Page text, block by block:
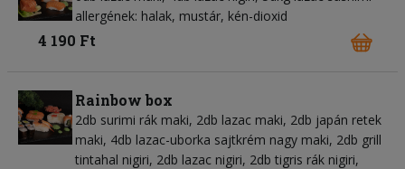
allergének: halak, mustár, kén-dioxid
4 190 Ft
Rainbow box
2db surimi rák maki, 2db lazac maki, 2db japán retek
maki, 4db lazac-uborka sajtkrém nagy maki, 2db grill
tintahal nigiri, 2db lazac nigiri, 2db tigris rák nigiri,